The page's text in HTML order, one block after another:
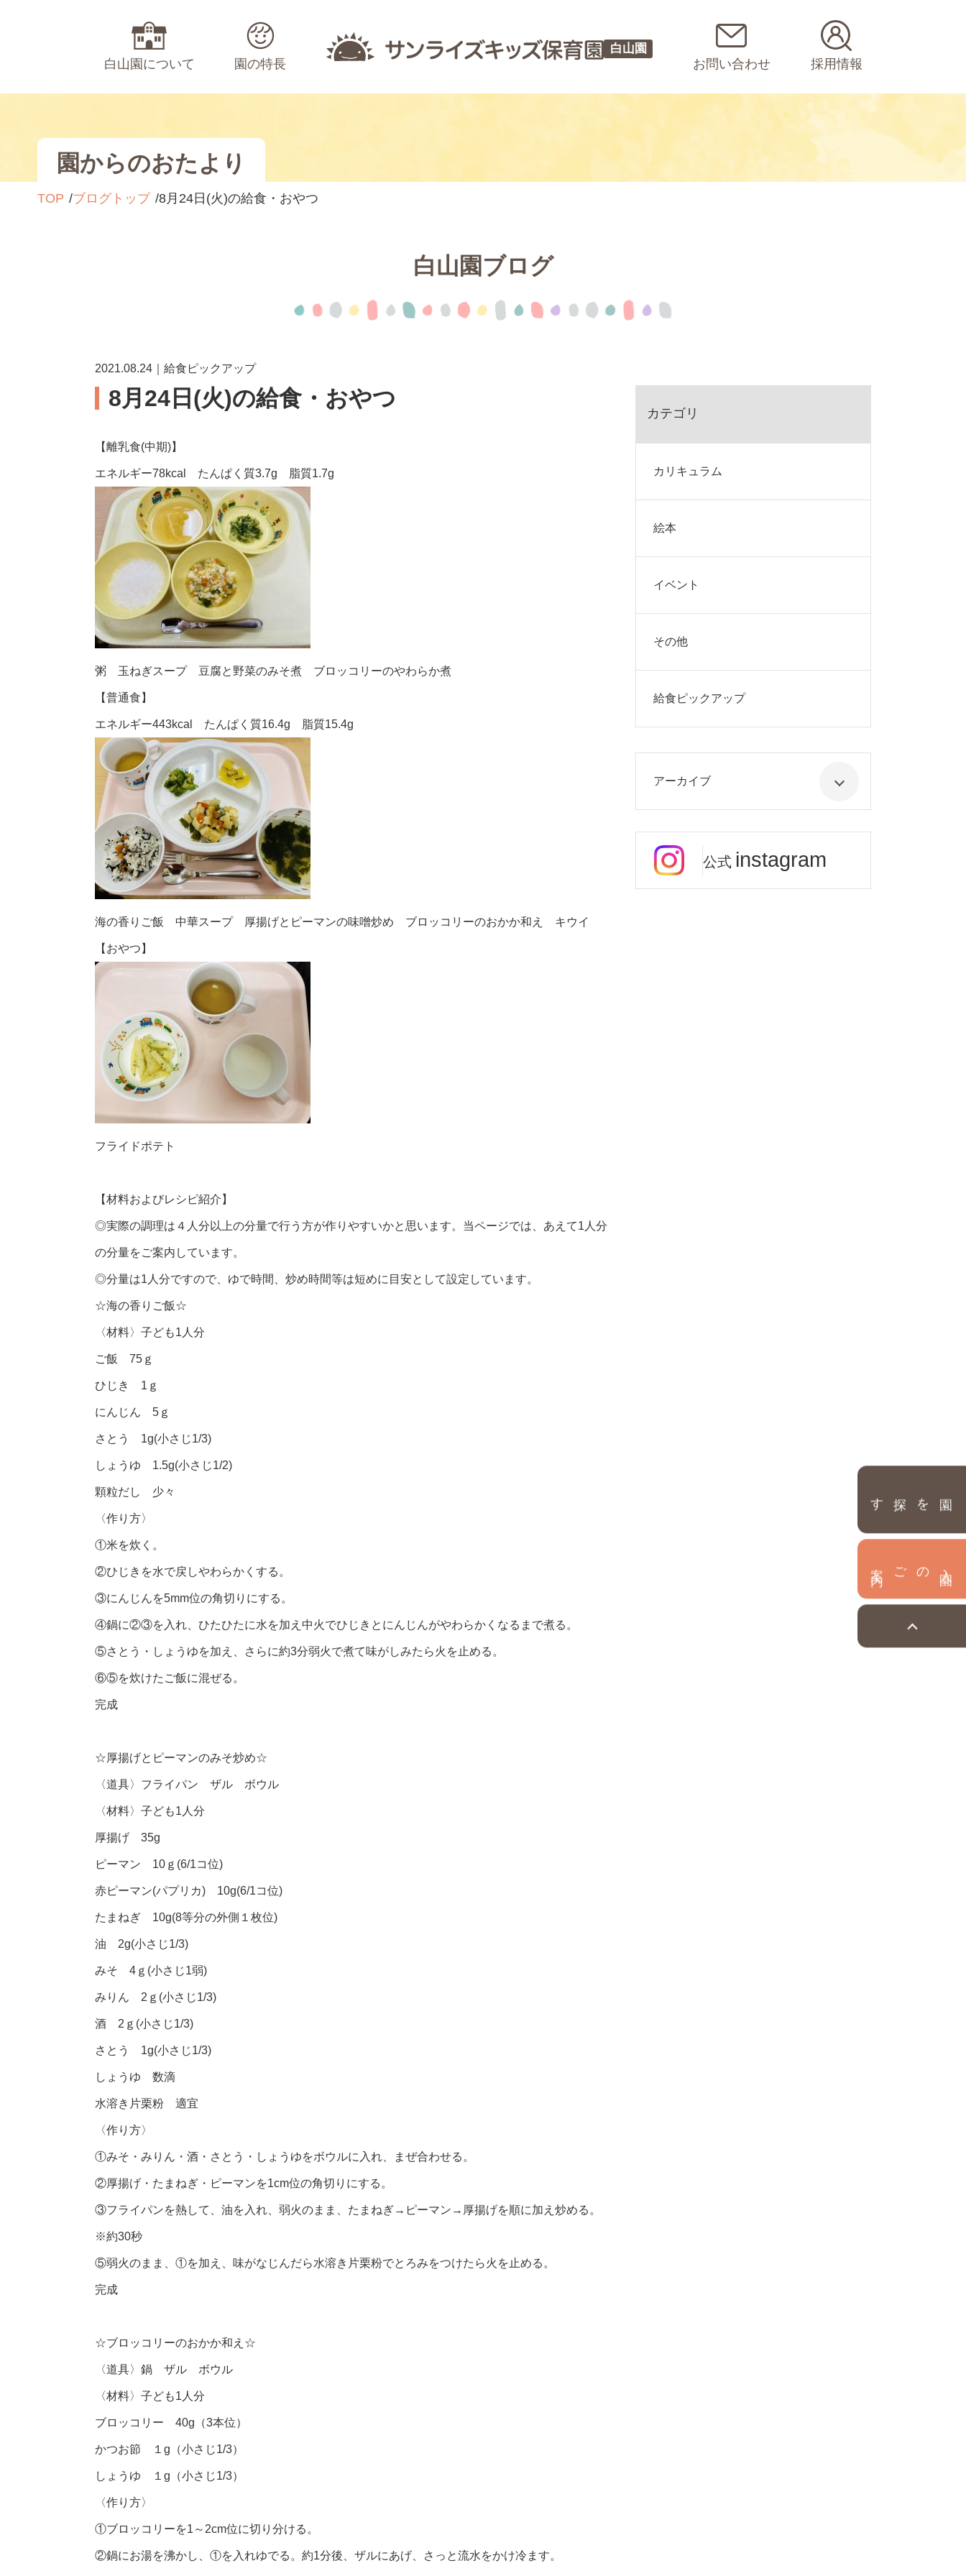
白山園について 園の特長
白山園
お問い合わせ 採用情報
園を探す
園からのおたより
TOP ブログトップ 8月24日(火)の給食・おやつ
白山園ブログ
2021.08.24｜給食ピックアップ
8月24日(火)の給食・おやつ
【離乳食(中期)】
エネルギー78kcal たんぱく質3.7g 脂質1.7g
粥 玉ねぎスープ 豆腐と野菜のみそ煮 ブロッコリーのやわらか煮
【普通食】
エネルギー443kcal たんぱく質16.4g 脂質15.4g
海の香りご飯 中華スープ 厚揚げとピーマンの味噌炒め ブロッコリーのおかか和え キウイ
【おやつ】
フライドポテト
【材料およびレシピ紹介】
◎実際の調理は４人分以上の分量で行う方が作りやすいかと思います。当ページでは、あえて1人分
の分量をご案内しています。
◎分量は1人分ですので、ゆで時間、炒め時間等は短めに目安として設定しています。
☆海の香りご飯☆
〈材料〉子ども1人分
ご飯 75ｇ
ひじき 1ｇ
にんじん 5ｇ
さとう 1g(小さじ1/3)
しょうゆ 1.5g(小さじ1/2)
顆粒だし 少々
〈作り方〉
①米を炊く。
②ひじきを水で戻しやわらかくする。
③にんじんを5mm位の角切りにする。
④鍋に②③を入れ、ひたひたに水を加え中火でひじきとにんじんがやわらかくなるまで煮る。
⑤さとう・しょうゆを加え、さらに約3分弱火で煮て味がしみたら火を止める。
⑥⑤を炊けたご飯に混ぜる。
完成
☆厚揚げとピーマンのみそ炒め☆
〈道具〉フライパン ザル ボウル
〈材料〉子ども1人分
厚揚げ 35g
ピーマン 10ｇ(6/1コ位)
赤ピーマン(パプリカ) 10g(6/1コ位)
たまねぎ 10g(8等分の外側１枚位)
油 2g(小さじ1/3)
みそ 4ｇ(小さじ1弱)
みりん 2ｇ(小さじ1/3)
酒 2ｇ(小さじ1/3)
さとう 1g(小さじ1/3)
しょうゆ 数滴
水溶き片栗粉 適宜
〈作り方〉
①みそ・みりん・酒・さとう・しょうゆをボウルに入れ、まぜ合わせる。
②厚揚げ・たまねぎ・ピーマンを1cm位の角切りにする。
③フライパンを熱して、油を入れ、弱火のまま、たまねぎ→ピーマン→厚揚げを順に加え炒める。
※約30秒
⑤弱火のまま、①を加え、味がなじんだら水溶き片栗粉でとろみをつけたら火を止める。
完成
☆ブロッコリーのおかか和え☆
〈道具〉鍋 ザル ボウル
〈材料〉子ども1人分
ブロッコリー 40g（3本位）
かつお節 １g（小さじ1/3）
しょうゆ １g（小さじ1/3）
〈作り方〉
①ブロッコリーを1～2cm位に切り分ける。
②鍋にお湯を沸かし、①を入れゆでる。約1分後、ザルにあげ、さっと流水をかけ冷ます。
カテゴリ
カリキュラム
絵本
イベント
その他
給食ピックアップ
アーカイブ
公式 instagram